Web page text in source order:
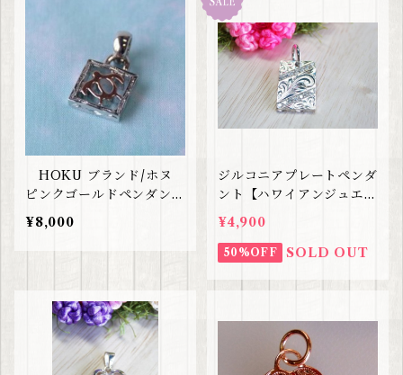
HOKU ブランド/ホヌ
ピンクゴールドペンダント
【ハワイアンジュエリー】
¥8,000
ジルコニアプレートペンダ
ント【ハワイアンジュエリ
ー】SALE
¥4,900
50%OFF SOLD OUT